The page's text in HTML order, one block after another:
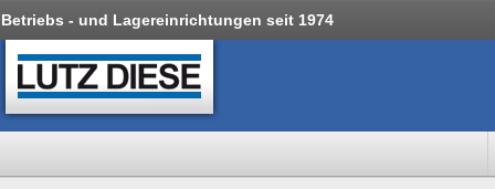
Betriebs - und Lagereinrichtungen seit 1974